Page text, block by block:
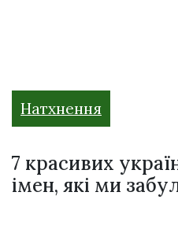
Натхнення
7 красивих
імен, які ми